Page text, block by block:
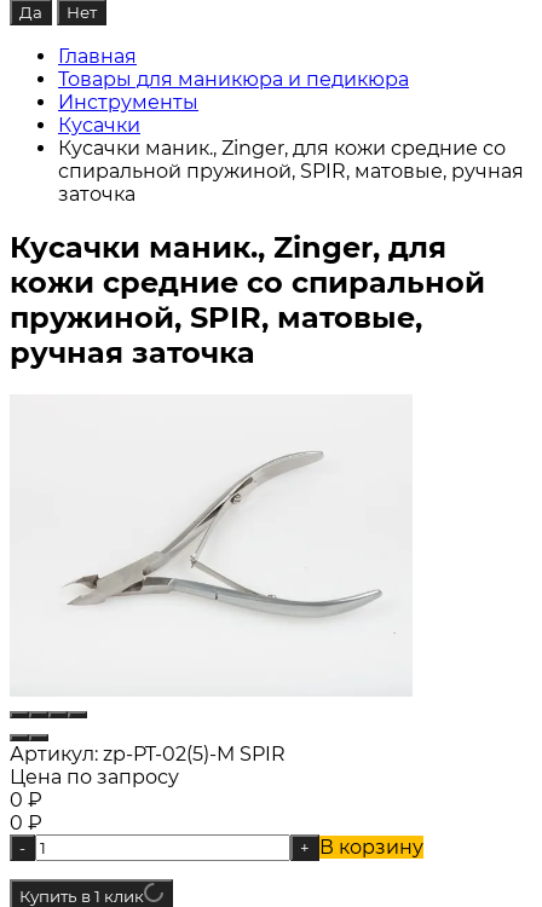
Главная
Товары для маникюра и педикюра
Инструменты
Кусачки
Кусачки маник., Zinger, для кожи средние со
спиральной пружиной, SPIR, матовые, ручная
заточка
Кусачки маник., Zinger, для
кожи средние со спиральной
пружиной, SPIR, матовые,
ручная заточка
Артикул: zp-PT-02(5)-M SPIR
Цена по запросу
0 ₽
0 ₽
- + В корзину
Купить в 1 клик